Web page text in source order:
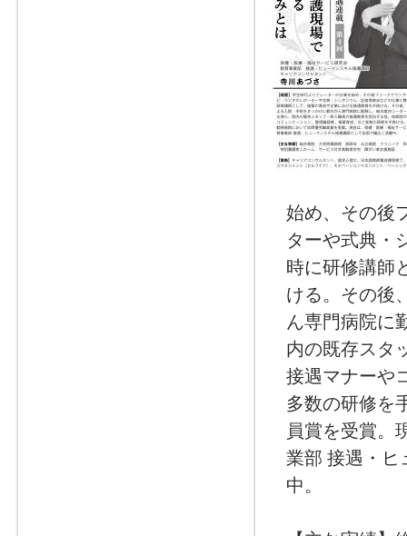
始め、その後
ターや式典・
時に研修講師
ける。その後
ん専門病院に
内の既存スタ
接遇マナーや
多数の研修を
員賞を受賞。
業部 接遇・ヒ
中。